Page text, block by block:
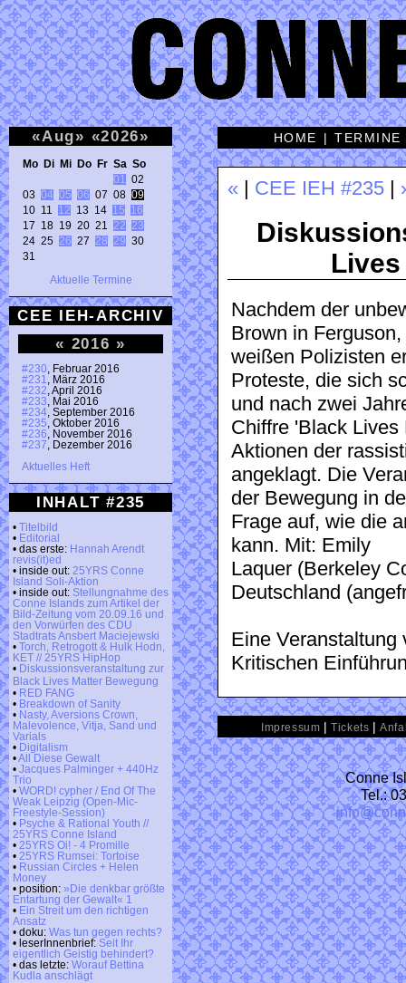
«Aug» «2026»
Mo Di Mi Do Fr Sa So
01
02
03 04 05 06 07 08 09
10 11 12 13 14 15
16
17 18 19 20 21 22
23
24 25 26 27 28 29 30
31
Aktuelle Termine
CEE IEH-ARCHIV
« 2016 »
#230 , Februar 2016
#231
, März 2016
#232 , April 2016
#233 , Mai 2016
#234 , September 2016
#235 , Oktober 2016
#236 , November 2016
#237 , Dezember 2016
Aktuelles Heft
INHALT #235
• Titelbild
• Editorial
• das erste: Hannah Arendt
revis(it)ed
• inside out: 25YRS Conne
Island Soli-Aktion
• inside out: Stellungnahme des
Conne Islands zum Artikel der
Bild-Zeitung vom 20.09.16 und
den Vorwürfen des CDU
Stadtrats Ansbert Maciejewski
• Torch, Retrogott & Hulk Hodn,
KET // 25YRS HipHop
• Diskussionsveranstaltung zur
Black Lives Matter Bewegung
• RED FANG
• Breakdown of Sanity
• Nasty, Aversions Crown,
Malevolence, Vitja, Sand und
Varials
• Digitalism
•All Diese Gewalt
• Jacques Palminger + 440Hz
Trio
• WORD! cypher / End Of The
Weak Leipzig (Open-Mic-
Freestyle-Session)
• Psyche & Rational Youth //
25YRS Conne Island
• 25YRS Oi! - 4 Promille
• 25YRS Rumsei: Tortoise
• Russian Circles + Helen
Money
• position: »Die denkbar größte
Entartung der Gewalt« 1
• Ein Streit um den richtigen
Ansatz
• doku: Was tun gegen rechts?
• leserInnenbrief: Seit Ihr
eigentlich Geistig behindert?
• das letzte: Worauf Bettina
Kudla anschlägt
HOME |TERMINE
« CEE IEH #235
Nachdem der
Brown in
weißen Polizisten
Proteste, die sich
und nach zwei
Chiffre 'Black
Aktionen der
angeklagt. Die
der Bewegung in
Frage auf, wie die
kann. Mit: Emily
Laquer (Berkeley
Deutschland
Eine Veranstaltung
Kritischen
Impressum |Tickets |
Conne
Tel.: